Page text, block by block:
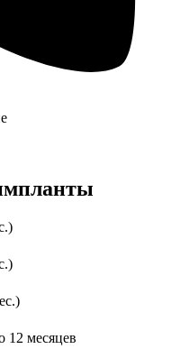
12 месяцев